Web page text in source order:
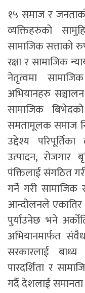
१५ समाज र
व्यक्तिहरुको
सामाजिक सत्ताको
रक्षा र सामाजिक
नेतृत्वमा
अभियानहरु सञ्चालन
सामाजिक
समतामूलक समाज
उद्देश्य
उत्पादन, रोजगार
पंक्तिलाई संगठित
गर्ने गरी
आन्दोलनले एकातिर
पुर्याउनेछ भने
अभियानमार्फत
सरकारलाई
पारदर्शिता र
गर्दै देशलाई